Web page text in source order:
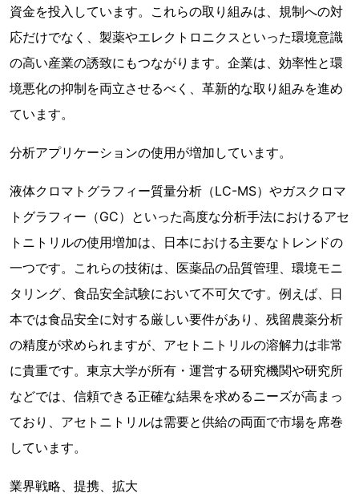
資金を投入しています。これらの取り組みは、規制への対
応だけでなく、製薬やエレクトロニクスといった環境意識
の高い産業の誘致にもつながります。企業は、効率性と環
境悪化の抑制を両立させるべく、革新的な取り組みを進め
ています。
分析アプリケーションの使用が増加しています。
液体クロマトグラフィー質量分析（LC-MS）やガスクロマ
トグラフィー（GC）といった高度な分析手法におけるアセ
トニトリルの使用増加は、日本における主要なトレンドの
一つです。これらの技術は、医薬品の品質管理、環境モニ
タリング、食品安全試験において不可欠です。例えば、日
本では食品安全に対する厳しい要件があり、残留農薬分析
の精度が求められますが、アセトニトリルの溶解力は非常
に貴重です。東京大学が所有・運営する研究機関や研究所
などでは、信頼できる正確な結果を求めるニーズが高まっ
ており、アセトニトリルは需要と供給の両面で市場を席巻
しています。
業界戦略、提携、拡大